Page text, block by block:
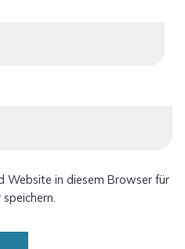
Website in diesem Browser für